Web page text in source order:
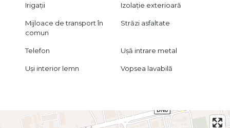
Irigații Izolație exterioară
Mijloace de transport în
comun
Străzi asfaltate
Telefon Ușă intrare metal
Uși interior lemn Vopsea lavabilă